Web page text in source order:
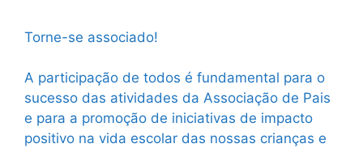
Torne-se associado!
A participação de todos é fundamental para o
sucesso das atividades da Associação de Pais
e para a promoção de iniciativas de impacto
positivo na vida escolar das nossas crianças e